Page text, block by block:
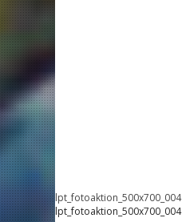
lpt_fotoaktion_500x700_004
lpt_fotoaktion_500x700_004